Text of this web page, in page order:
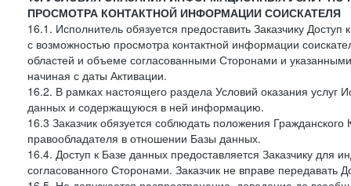
ПРОСМОТРА КОНТАКТНОЙ ИНФОРМАЦИИ СОИСКАТЕЛЯ
16.1. Исполнитель обязуется предоставить Заказчику
с возможностью просмотра контактной информации
областей и объеме согласованными Сторонами и
начиная с даты Активации.
16.2. В рамках настоящего раздела Условий оказания услуг
данных и содержащуюся в ней информацию.
16.3 Заказчик обязуется соблюдать положения
правообладателя в отношении Базы данных.
16.4. Доступ к Базе данных предоставляется Заказчику для
согласованного Сторонами. Заказчик не вправе